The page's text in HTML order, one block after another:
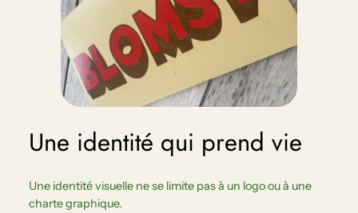
Une identité qui prend vie
Une identité visuelle ne se limite pas à un logo ou à une
charte graphique.